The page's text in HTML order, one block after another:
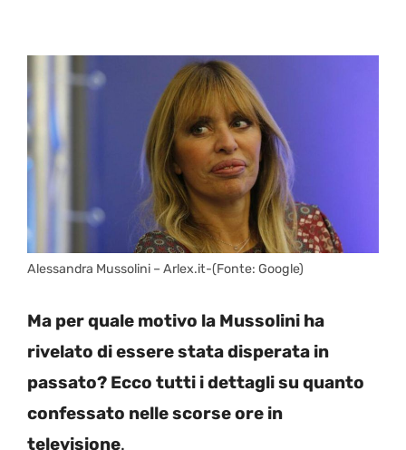
Alessandra Mussolini – Arlex.it-(Fonte: Google)
Ma per quale motivo la Mussolini ha
rivelato di essere stata disperata in
passato? Ecco tutti i dettagli su quanto
confessato nelle scorse ore in
televisione.